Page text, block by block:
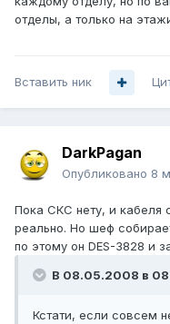
отделы, а только на
Вставить ник
DarkPagan
Опубликовано 8
Пока СКС нету, и кабеля
реально. Но шеф
по этому он DES-3828 и
В 08.05.2008 в
Кстати, если совсем